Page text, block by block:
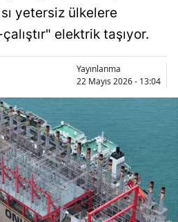
yetersiz ülkelere
elektrik taşıyor.
Yayınlanma
22 Mayıs 2026 - 13:04